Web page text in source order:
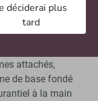
on se doit
attachés,
de base fondé
à la main
déciderai plus
tard